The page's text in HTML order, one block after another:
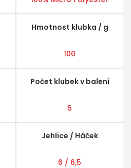
Hmotnost klubka / g
100
Počet klubek v balení
5
Jehlice / Háček
6 / 6,5